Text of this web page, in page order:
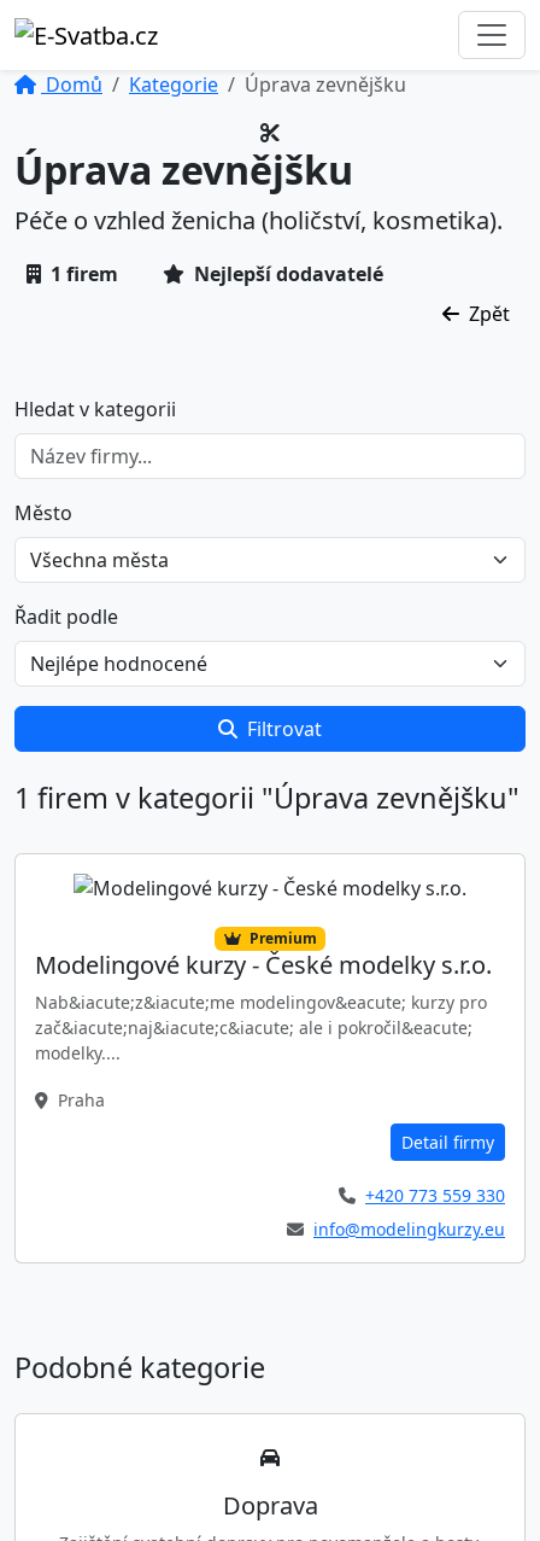
Domů Kategorie Úprava zevnějšku
Úprava zevnějšku
Péče o vzhled ženicha (holičství, kosmetika).
1 firem
Nejlepší dodavatelé
Zpět
Hledat v kategorii
Město
Řadit podle
Filtrovat
1 firem v kategorii "Úprava zevnějšku"
Premium
Modelingové kurzy - České modelky s.r.o.
Nab&iacute;z&iacute;me modelingov&eacute; kurzy pro
zač&iacute;naj&iacute;c&iacute; ale i pokročil&eacute;
modelky....
Praha
Detail firmy
+420 773 559 330
info@modelingkurzy.eu
Podobné kategorie
Doprava